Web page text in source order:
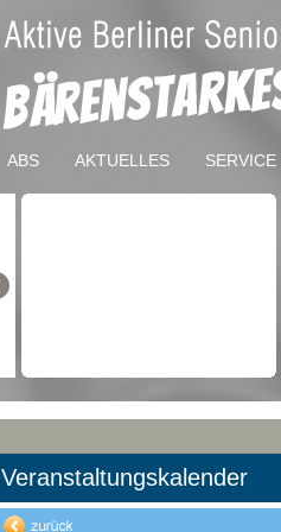
ABS AKTUELLES SERVICE
Veranstaltungskalender